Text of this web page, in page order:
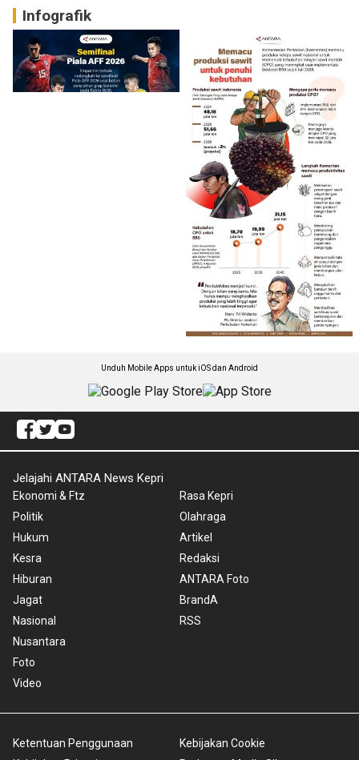
Infografik
Unduh Mobile Apps untuk iOS dan Android
Jelajahi ANTARA News Kepri
Ekonomi & Ftz
Politik
Hukum
Kesra
Hiburan
Jagat
Nasional
Nusantara
Foto
Video
Rasa Kepri
Olahraga
Artikel
Redaksi
ANTARA Foto
BrandA
RSS
Ketentuan Penggunaan
Kebijakan Cookie